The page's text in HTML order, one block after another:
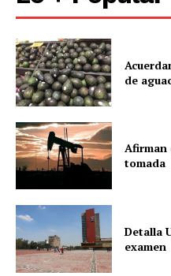
de
Afirman
tomada
Detalla
examen